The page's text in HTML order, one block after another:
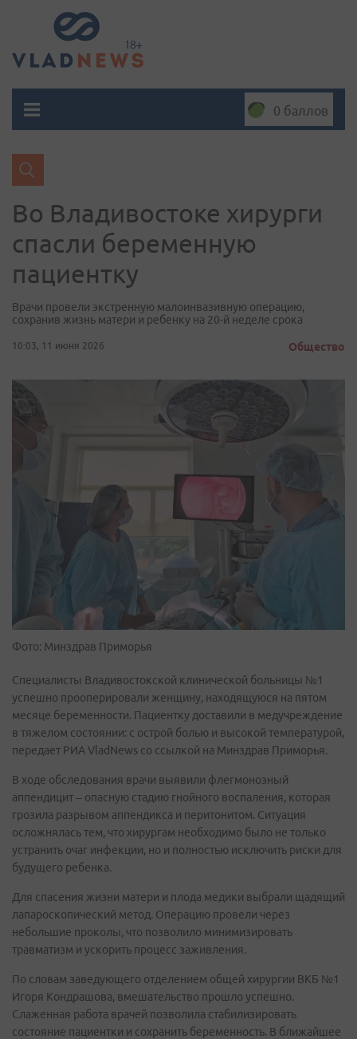
0 баллов
Во Владивостоке хирурги
спасли беременную
пациентку
Врачи провели экстренную малоинвазивную операцию,
сохранив жизнь матери и ребенку на 20-й неделе срока
10:03, 11 июня 2026 Общество
Фото: Минздрав Приморья
Специалисты Владивостокской клинической больницы №1
успешно прооперировали женщину, находящуюся на пятом
месяце беременности. Пациентку доставили в медучреждение
в тяжелом состоянии: с острой болью и высокой температурой,
передает РИА VladNews со ссылкой на Минздрав Приморья.
В ходе обследования врачи выявили флегмонозный
аппендицит – опасную стадию гнойного воспаления, которая
грозила разрывом аппендикса и перитонитом. Ситуация
осложнялась тем, что хирургам необходимо было не только
устранить очаг инфекции, но и полностью исключить риски для
будущего ребенка.
Для спасения жизни матери и плода медики выбрали щадящий
лапароскопический метод. Операцию провели через
небольшие проколы, что позволило минимизировать
травматизм и ускорить процесс заживления.
По словам заведующего отделением общей хирургии ВКБ №1
Игоря Кондрашова, вмешательство прошло успешно.
Слаженная работа врачей позволила стабилизировать
состояние пациентки и сохранить беременность. В ближайшее